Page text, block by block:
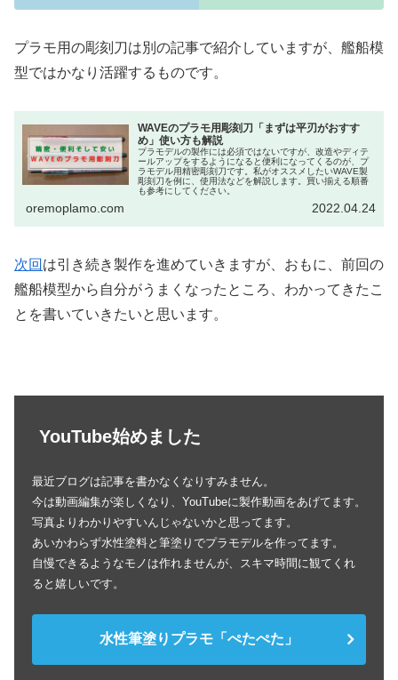
プラモ用の彫刻刀は別の記事で紹介していますが、艦船模
型ではかなり活躍するものです。
WAVEのプラモ用彫刻刀「まずは平刃がおすす
め」使い方も解説
プラモデルの製作には必須ではないですが、改造やディテ
ールアップをするようになると便利になってくるのが、プ
ラモデル用精密彫刻刀です。私がオススメしたいWAVE製
彫刻刀を例に、使用法などを解説します。買い揃える順番
も参考にしてください。
oremoplamo.com 2022.04.24
次回 は引き続き製作を進めていきますが、おもに、前回の
艦船模型から自分がうまくなったところ、わかってきたこ
とを書いていきたいと思います。
YouTube始めました
最近ブログは記事を書かなくなりすみません。
今は動画編集が楽しくなり、YouTubeに製作動画をあげてます。
写真よりわかりやすいんじゃないかと思ってます。
あいかわらず水性塗料と筆塗りでプラモデルを作ってます。
自慢できるようなモノは作れませんが、スキマ時間に観てくれ
ると嬉しいです。
水性筆塗りプラモ「ぺたぺた」